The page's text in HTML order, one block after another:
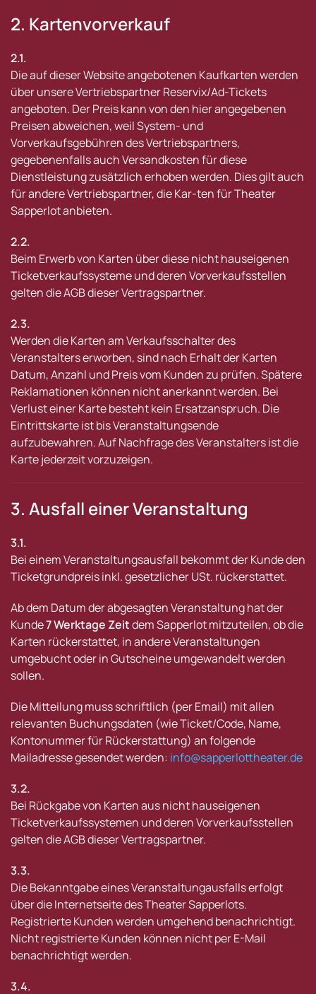
2. Kartenvorverkauf
2.1.
Die auf dieser Website angebotenen Kaufkarten werden
über unsere Vertriebspartner Reservix/Ad-Tickets
angeboten. Der Preis kann von den hier angegebenen
Preisen abweichen, weil System- und
Vorverkaufsgebühren des Vertriebspartners,
gegebenenfalls auch Versandkosten für diese
Dienstleistung zusätzlich erhoben werden. Dies gilt auch
für andere Vertriebspartner, die Kar-ten für Theater
Sapperlot anbieten.
2.2.
Beim Erwerb von Karten über diese nicht hauseigenen
Ticketverkaufssysteme und deren Vorverkaufsstellen
gelten die AGB dieser Vertragspartner.
2.3.
Werden die Karten am Verkaufsschalter des
Veranstalters erworben, sind nach Erhalt der Karten
Datum, Anzahl und Preis vom Kunden zu prüfen. Spätere
Reklamationen können nicht anerkannt werden. Bei
Verlust einer Karte besteht kein Ersatzanspruch. Die
Eintrittskarte ist bis Veranstaltungsende
aufzubewahren. Auf Nachfrage des Veranstalters ist die
Karte jederzeit vorzuzeigen.
3. Ausfall einer Veranstaltung
3.1.
Bei einem Veranstaltungsausfall bekommt der Kunde den
Ticketgrundpreis inkl. gesetzlicher USt. rückerstattet.
Ab dem Datum der abgesagten Veranstaltung hat der
Kunde7 Werktage Zeitdem Sapperlot mitzuteilen, ob die
Karten rückerstattet, in andere Veranstaltungen
umgebucht oder in Gutscheine umgewandelt werden
sollen.
Die Mitteilung muss schriftlich (per Email) mit allen
relevanten Buchungsdaten (wie Ticket/Code, Name,
Kontonummer für Rückerstattung) an folgende
Mailadresse gesendet werden: info@sapperlottheater.de
3.2.
Bei Rückgabe von Karten aus nicht hauseigenen
Ticketverkaufssystemen und deren Vorverkaufsstellen
gelten die AGB dieser Vertragspartner.
3.3.
Die Bekanntgabe eines Veranstaltungausfalls erfolgt
über die Internetseite des Theater Sapperlots.
Registrierte Kunden werden umgehend benachrichtigt.
Nicht registrierte Kunden können nicht per E-Mail
benachrichtigt werden.
3.4.